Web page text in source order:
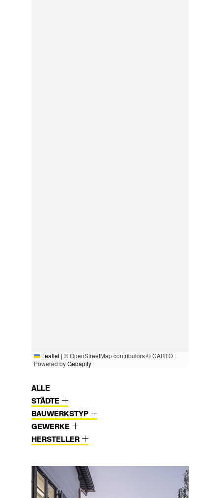
Leaflet | © OpenStreetMap contributors © CARTO |
Powered byGeoapify
ALLE
STÄDTE
BAUWERKSTYP
GEWERKE
HERSTELLER